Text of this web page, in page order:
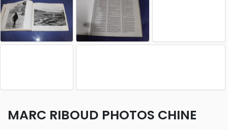
MARC RIBOUD PHOTOS CHINE